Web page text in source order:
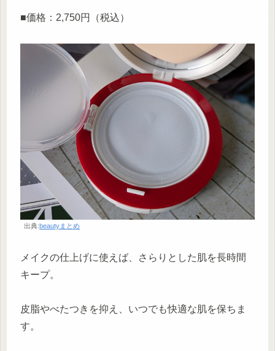
■価格：2,750円（税込）
出典:beautyまとめ
メイクの仕上げに使えば、さらりとした肌を長時間
キープ。
皮脂やべたつきを抑え、いつでも快適な肌を保ちま
す。